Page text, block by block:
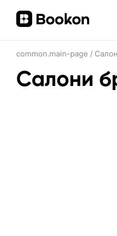
common.main-page /
Салони